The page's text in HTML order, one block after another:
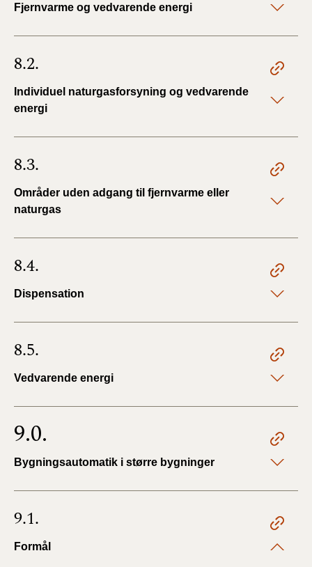
Fjernvarme og vedvarende energi
8.2.
Individuel naturgasforsyning og vedvarende
energi
8.3.
Områder uden adgang til fjernvarme eller
naturgas
8.4.
Dispensation
8.5.
Vedvarende energi
9.0.
Bygningsautomatik i større bygninger
9.1.
Formål